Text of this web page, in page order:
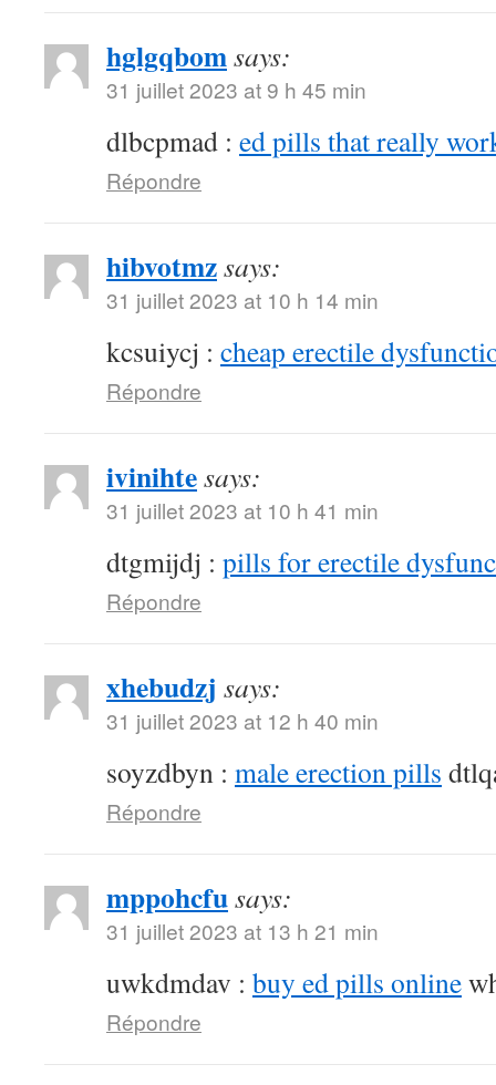
hglgqbomsays:
31 juillet 2023 at 9 h 45 min
dlbcpmad : ed pills that really
Répondre
hibvotmzsays:
31 juillet 2023 at 10 h 14 min
kcsuiycj : cheap erectile
Répondre
ivinihtesays:
31 juillet 2023 at 10 h 41 min
dtgmijdj : pills for erectile
Répondre
xhebudzj says:
31 juillet 2023 at 12 h 40 min
soyzdbyn : male erection pills
Répondre
mppohcfusays:
31 juillet 2023 at 13 h 21 min
uwkdmdav : buy ed pills online
Répondre